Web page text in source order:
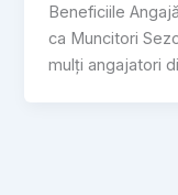
Beneficiile
ca Muncitori
mulți angajatori